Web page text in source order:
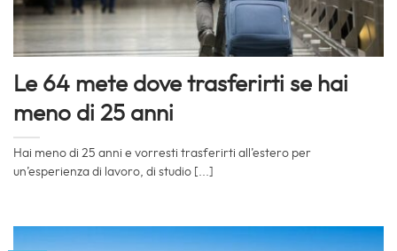
Le 64 mete dove trasferirti se hai
meno di 25 anni
Hai meno di 25 anni e vorresti trasferirti all’estero per
un’esperienza di lavoro, di studio [...]